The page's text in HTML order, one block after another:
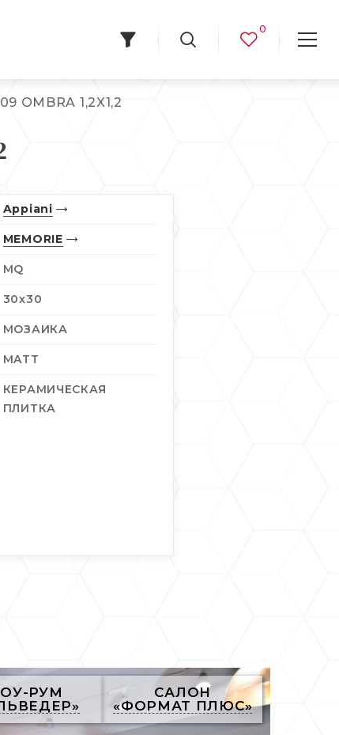
0
OMBRA 1,2X1,2
Appiani
MEMORIE
MQ
30x30
МОЗАИКА
MATT
КЕРАМИЧЕСКАЯ
ПЛИТКА
РУМ
САЛОН
«ФОРМАТ ПЛЮС»